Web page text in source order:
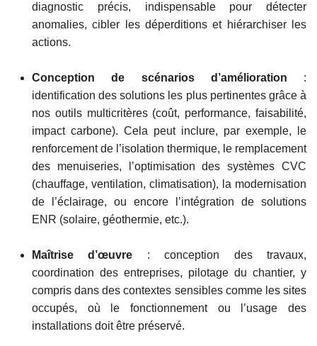
diagnostic précis, indispensable pour détecter
anomalies, cibler les déperditions et hiérarchiser les
actions.
Conception de scénarios d’amélioration
:
identification des solutions les plus pertinentes grâce à
nos outils multicritères (coût, performance, faisabilité,
impact carbone). Cela peut inclure, par exemple, le
renforcement de l’isolation thermique, le remplacement
des menuiseries, l’optimisation des systèmes CVC
(chauffage, ventilation, climatisation), la modernisation
de l’éclairage, ou encore l’intégration de solutions
ENR (solaire, géothermie, etc.).
Maîtrise d’œuvre : conception des travaux,
coordination des entreprises, pilotage du chantier, y
compris dans des contextes sensibles comme les sites
occupés, où le fonctionnement ou l’usage des
installations doit être préservé.